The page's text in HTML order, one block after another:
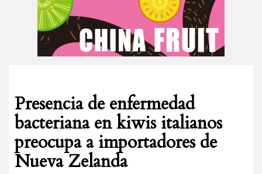
Presencia de enfermedad
bacteriana en kiwis italianos
preocupa a importadores de
Nueva Zelanda